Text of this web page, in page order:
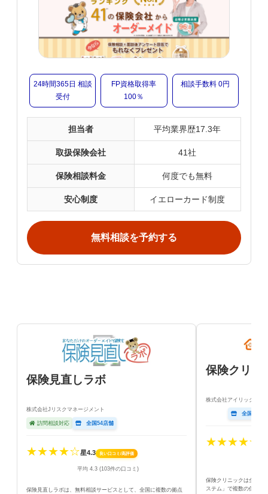
24時間365日 相談
受付
FP資格取得率
100％
相談手数料 0円
担当者 平均業界歴17.3年
取扱保険会社 41社
保険相談料金 何度でも無料
安心制度 イエローカード制度
無料相談を予約する
保険見直しラボ
株式会社Jリスクマネージメント
訪問相談対応 全国54店舗
★★★★☆星4.3 良い口コミ/高評価
平均 4.3 (103件の口コミ)
保険見直しラボは、無料相談サービスとして、全国に複数の拠点
保険クリニ
株式会社アイリックコー
全国156店
★★★★☆
保険クリニックは全国に
ステム」で複数の保険